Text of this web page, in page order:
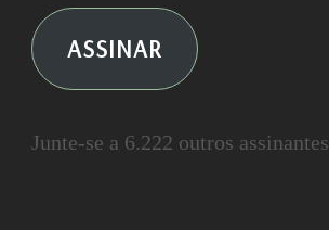
ASSINAR
Junte-se a 6.222 outros assinantes